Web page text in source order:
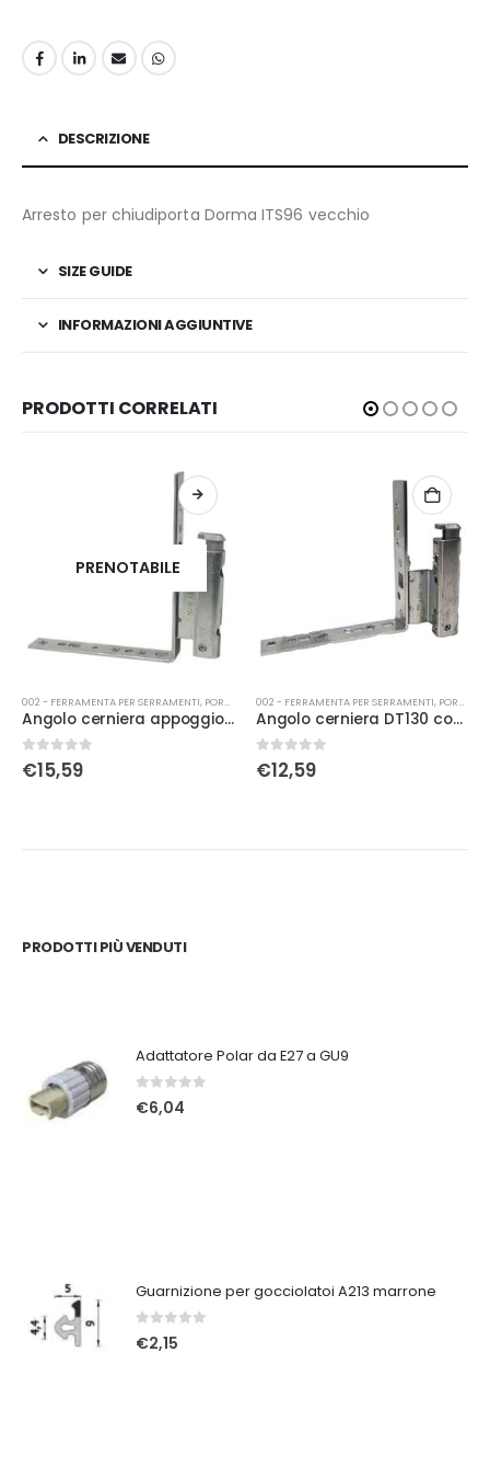
DESCRIZIONE
Arresto per chiudiporta Dorma ITS96 vecchio
SIZE GUIDE
INFORMAZIONI AGGIUNTIVE
PRODOTTI CORRELATI
PRENOTABILE
002 - FERRAMENTA PER SERRAMENTI, PORTA-FINESTRA
Angolo cerniera appoggio Sx kg 130 argento
0Su 5
€15,59
002 - FERRAMENTA PER SERRAMENTI, PORTA-FINESTRA
Angolo cerniera DT130 con fissaggio battuta 12/18
0Su 5
€12,59
PRODOTTI PIÙ VENDUTI
Adattatore Polar da E27 a GU9
0Su 5
€6,04
Guarnizione per gocciolatoi A213 marrone
Su 5
€2,15